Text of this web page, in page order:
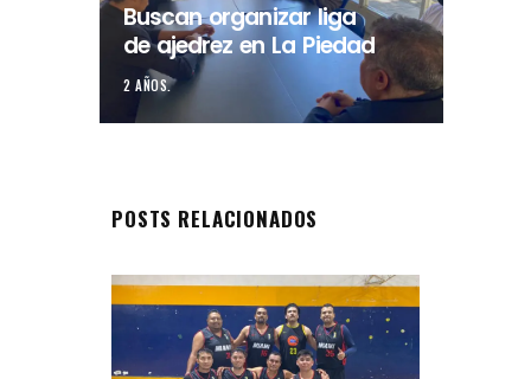
Buscan organizar liga
de ajedrez en La Piedad
2 AÑOS.
POSTS RELACIONADOS